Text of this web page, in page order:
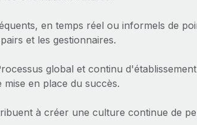
en temps réel ou informels de
et les gestionnaires.
global et continu
en place du succès.
à créer une culture continue de